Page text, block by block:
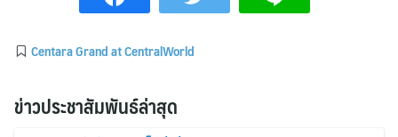
Centara Grand at CentralWorld
ข่าวประชาสัมพันธ์ล่าสุด